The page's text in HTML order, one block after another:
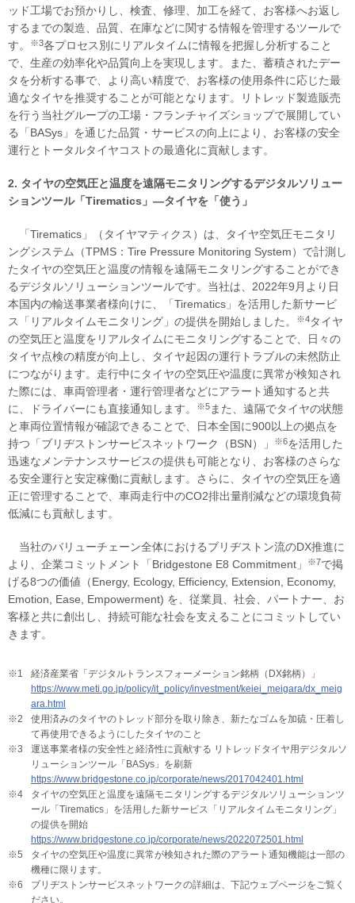
ッド工場でお預かりし、検査、修理、加工を経て、お客様へお返し
するまでの製造、品質、在庫などに関する情報を管理するツールで
す。
※3各プロセス別にリアルタイムに情報を把握し分析すること
で、生産の効率化や品質向上を実現します。また、蓄積されたデー
タを分析する事で、より高い精度で、お客様の使用条件に応じた最
適なタイヤを推奨することが可能となります。リトレッド製造販売
を行う当社グループの工場・フランチャイズショップで展開してい
る「BASys」を通じた品質・サービスの向上により、お客様の安全
運行とトータルタイヤコストの最適化に貢献します。
2. タイヤの空気圧と温度を遠隔モニタリングするデジタルソリュー
ションツール「Tirematics」―タイヤを「使う」
「Tirematics」（タイヤマティクス）は、タイヤ空気圧モニタリ
ングシステム（TPMS：Tire Pressure Monitoring System）で計測し
たタイヤの空気圧と温度の情報を遠隔モニタリングすることができ
るデジタルソリューションツールです。当社は、2022年9月より日
本国内の輸送事業者様向けに、「Tirematics」を活用した新サービ
ス「リアルタイムモニタリング」の提供を開始しました。
※4タイヤ
の空気圧と温度をリアルタイムにモニタリングすることで、日々の
タイヤ点検の精度が向上し、タイヤ起因の運行トラブルの未然防止
につながります。走行中にタイヤの空気圧や温度に異常が検知され
た際には、車両管理者・運行管理者などにアラート通知すると共
に、ドライバーにも直接通知します。
※5 また、遠隔でタイヤの状態
と車両位置情報が確認できることで、日本全国に900以上の拠点を
持つ「ブリヂストンサービスネットワーク（BSN）」
※6を活用した
迅速なメンテナンスサービスの提供も可能となり、お客様のさらな
る安全運行と安定稼働に貢献します。さらに、タイヤの空気圧を適
正に管理することで、車両走行中のCO2排出量削減などの環境負荷
低減にも貢献します。
当社のバリューチェーン全体におけるブリヂストン流のDX推進に
より、企業コミットメント「Bridgestone E8 Commitment」
※7で掲
げる8つの価値（Energy, Ecology, Efficiency, Extension, Economy,
Emotion, Ease, Empowerment) を、従業員、社会、パートナー、お
客様と共に創出し、持続可能な社会を支えることにコミットしてい
きます。
※1
経済産業省「デジタルトランスフォーメーション銘柄（DX銘柄）」
https://www.meti.go.jp/policy/it_policy/investment/keiei_meigara/dx_meig
ara.html
※2
使用済みのタイヤのトレッド部分を取り除き、新たなゴムを加硫・圧着し
て再使用できるようにしたタイヤのこと
※3
運送事業者様の安全性と経済性に貢献する リトレッドタイヤ用デジタルソ
リューションツール「BASys」を刷新
https://www.bridgestone.co.jp/corporate/news/2017042401.html
※4
タイヤの空気圧と温度を遠隔モニタリングするデジタルソリューションツ
ール「Tirematics」を活用した新サービス「リアルタイムモニタリング」
の提供を開始
https://www.bridgestone.co.jp/corporate/news/2022072501.html
※5
タイヤの空気圧や温度に異常が検知された際のアラート通知機能は一部の
機種に限ります。
※6
ブリヂストンサービスネットワークの詳細は、下記ウェブページをご覧く
ださい。